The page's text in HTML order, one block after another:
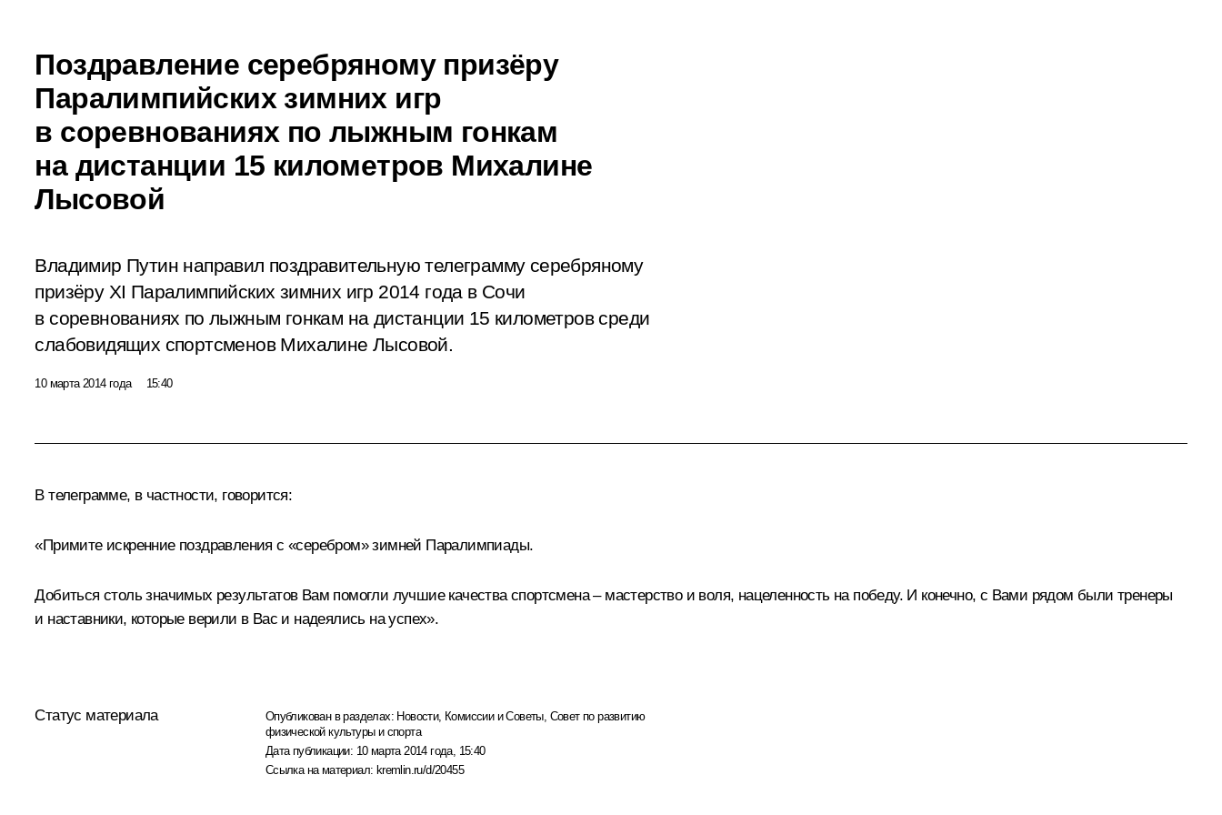
Поздравление серебряному призёру
Паралимпийских зимних игр
в соревнованиях по лыжным гонкам
на дистанции 15 километров Михалине
Лысовой
Владимир Путин направил поздравительную телеграмму серебряному
призёру XI Паралимпийских зимних игр 2014 года в Сочи
в соревнованиях по лыжным гонкам на дистанции 15 километров среди
слабовидящих спортсменов Михалине Лысовой.
10 марта 2014 года 15:40
В телеграмме, в частности, говорится:
«Примите искренние поздравления с «серебром» зимней Паралимпиады.
Добиться столь значимых результатов Вам помогли лучшие качества спортсмена – мастерство и воля, нацеленность на победу. И конечно, с Вами рядом были тренеры
и наставники, которые верили в Вас и надеялись на успех».
Статус материала Опубликован в разделах: Новости, Комиссии и Советы, Совет по развитию
физической культуры и спорта
Дата публикации: 10 марта 2014 года, 15:40
Ссылка на материал: kremlin.ru/d/20455